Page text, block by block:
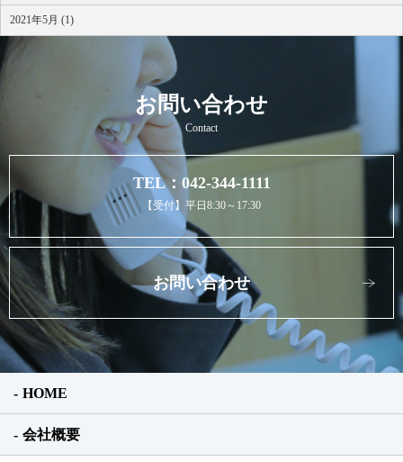
2021年5月 (1)
お問い合わせ
Contact
TEL：042-344-1111
【受付】平日8:30～17:30
お問い合わせ
HOME
会社概要